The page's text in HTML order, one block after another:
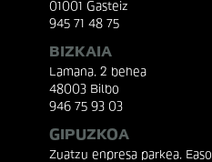
01001 Gasteiz
945 71 48 75
BIZKAIA
Lamana, 2 behea
48003 Bilbo
946 75 93 03
GIPUZKOA
Zuatzu enpresa parkea,